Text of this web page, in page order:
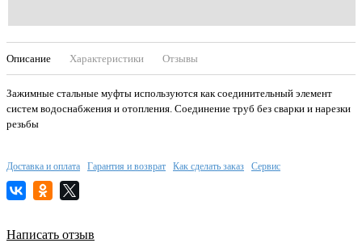
Описание Характеристики Отзывы
Зажимные стальные муфты используются как соединительный элемент
систем водоснабжения и отопления. Соединение труб без сварки и нарезки
резьбы
Доставка и оплата Гарантия и возврат Как сделать заказ Сервис
Написать отзыв